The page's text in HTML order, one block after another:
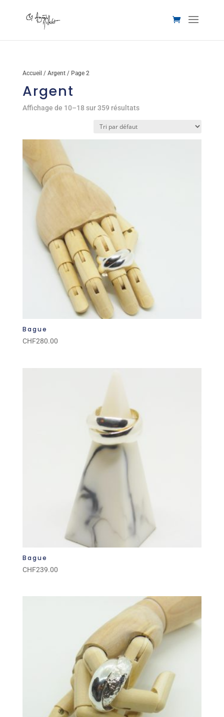
Accueil / Argent/ Page 2
Argent
Affichage de 10–18 sur 359 résultats
Bague
CHF280.00
Bague
CHF239.00